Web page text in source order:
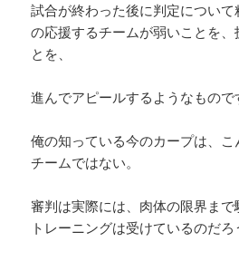
試合が終わった後に判定につい
の応援するチームが弱いことを
とを、
進んでアピールするようなもので
俺の知っている今のカープは、
チームではない。
審判は実際には、肉体の限界ま
トレーニングは受けているのだろ